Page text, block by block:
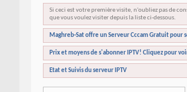
Si ceci est votre première visite, n'oubliez pas de
que vous voulez visiter depuis la liste ci-dessous.
Maghreb-Sat offre un Serveur Cccam Gratuit pour
Prix et moyens de s'abonner IPTV! Cliquez pour
Etat et Suivis du serveur IPTV